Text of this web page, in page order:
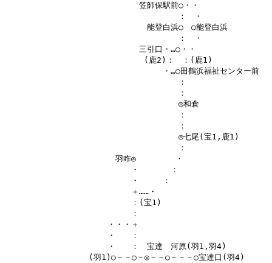
笠師保駅前○・・
：　・
能登白浜○　○能登白浜
：　・
三引口・…○・・
(鹿2)：　：(鹿1)
・…○田鶴浜福祉センター前
：
：
◎和倉
：
：
◎七尾(宝1,鹿1)
：
羽咋◎　　　　　・
・　　　　：
・　　　：
＋……・
：(宝1)
：
・・・＋
・　　：
・　　：　宝達　河原(羽1,羽4)
(羽1)○－－○－◎－－○－－－○宝達口(羽4)